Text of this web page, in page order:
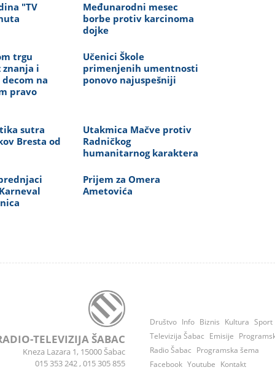
"TV
Međunarodni mesec
borbe protiv karcinoma
dojke
trgu
znanja i
decom na
pravo
Učenici Škole
primenjenih umentnosti
ponovo najuspešniji
sutra
Bresta od
Utakmica Mačve protiv
Radničkog
humanitarnog karaktera
Prijem za Omera
Ametovića
TELEVIZIJA ŠABAC
Kneza Lazara 1, 15000 Šabac
015 353 242, 015 305 855
Društvo Info Biznis Kultura Sport
Televizija Šabac Emisije
Radio Šabac Programska šema
Facebook Youtube Kontakt